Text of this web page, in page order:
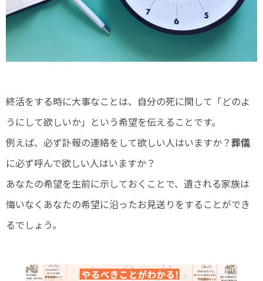
終活をする時に大事なことは、自分の死に関して「どのよ
うにして欲しいか」という希望を伝えることです。
例えば、必ず訃報の連絡をして欲しい人はいますか？葬儀
に必ず呼んで欲しい人はいますか？
あなたの希望を生前に示しておくことで、遺される家族は
悔いなくあなたの希望に沿ったお見送りをすることができ
るでしょう。